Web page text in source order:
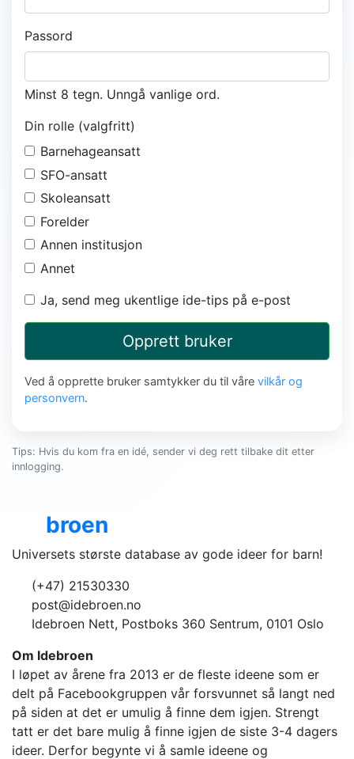
Passord
Minst 8 tegn. Unngå vanlige ord.
Din rolle (valgfritt)
Barnehageansatt
SFO-ansatt
Skoleansatt
Forelder
Annen institusjon
Annet
Ja, send meg ukentlige ide-tips på e-post
Opprett bruker
Ved å opprette bruker samtykker du til våre vilkår og
personvern.
Tips: Hvis du kom fra en idé, sender vi deg rett tilbake dit etter
innlogging.
broen
Universets største database av gode ideer for barn!
(+47) 21530330
post@idebroen.no
Idebroen Nett, Postboks 360 Sentrum, 0101 Oslo
Om Idebroen
I løpet av årene fra 2013 er de fleste ideene som er
delt på Facebookgruppen vår forsvunnet så langt ned
på siden at det er umulig å finne dem igjen. Strengt
tatt er det bare mulig å finne igjen de siste 3-4 dagers
ideer. Derfor begynte vi å samle ideene og